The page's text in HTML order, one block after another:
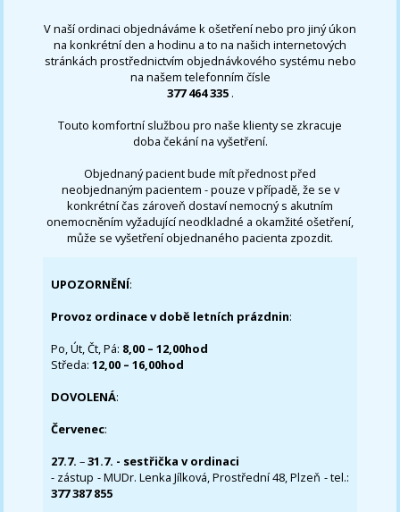
V naší ordinaci objednáváme k ošetření nebo pro jiný úkon
na konkrétní den a hodinu a to na našich internetových
stránkách prostřednictvím objednávkového systému nebo
na našem telefonním čísle
377 464 335 .
Touto komfortní službou pro naše klienty se zkracuje
doba čekání na vyšetření.
Objednaný pacient bude mít přednost před
neobjednaným pacientem - pouze v případě, že se v
konkrétní čas zároveň dostaví nemocný s akutním
onemocněním vyžadující neodkladné a okamžité ošetření,
může se vyšetření objednaného pacienta zpozdit.
UPOZORNĚNÍ:
Provoz ordinace v době letních prázdnin:
Po, Út, Čt, Pá: 8,00 – 12,00hod
Středa:12,00 – 16,00hod
DOVOLENÁ:
Červenec:
27.7.–31.7. - sestřička v ordinaci
- zástup - MUDr. Lenka Jílková, Prostřední 48, Plzeň - tel.:
377 387 855